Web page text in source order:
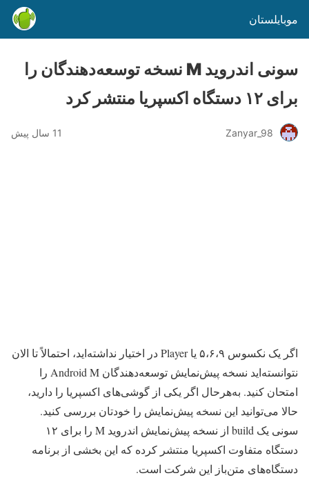
موبایلستان
سونی اندروید M نسخه توسعه‌دهندگان را
برای ۱۲ دستگاه اکسپریا منتشر کرد
Zanyar_98 11 سال پیش
اگر یک نکسوس ۵،۶،۹ یا Player در اختیار نداشته‌اید، احتمالاً تا الان
نتوانسته‌اید نسخه پیش‌نمایش توسعه‌دهندگان Android M را
امتحان کنید. به‌هرحال اگر یکی از گوشی‌های اکسپریا را دارید،
حالا می‌توانید این نسخه پیش‌نمایش را خودتان بررسی کنید.
سونی یک build از نسخه پیش‌نمایش اندروید M را برای ۱۲
دستگاه متفاوت اکسپریا منتشر کرده که این بخشی از برنامه
دستگاه‌های متن‌باز این شرکت است.